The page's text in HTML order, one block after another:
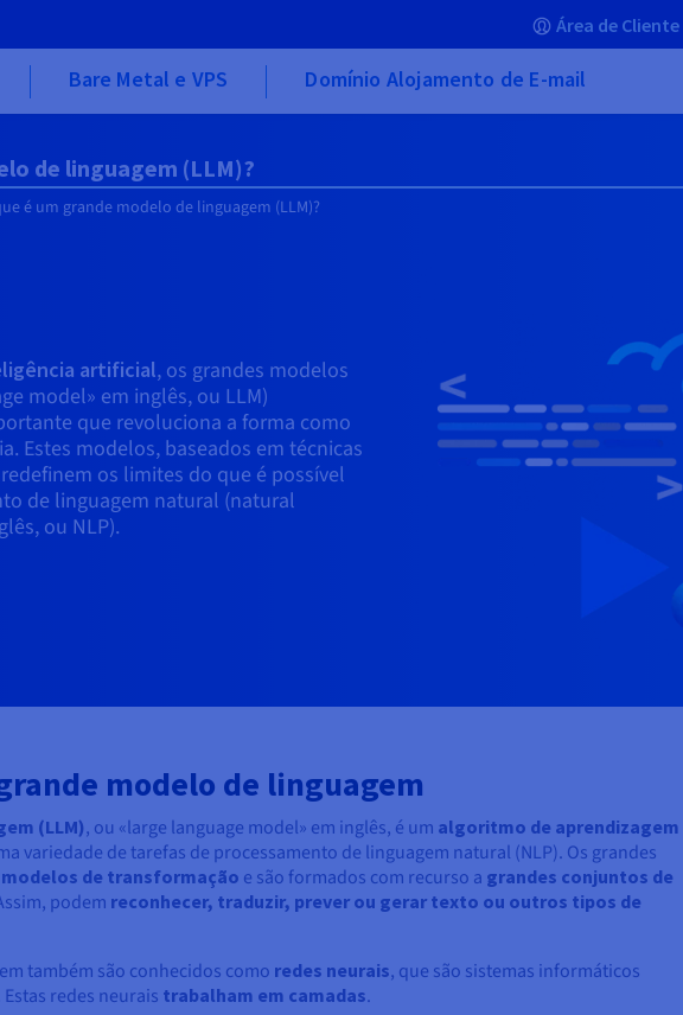
Área de Cliente
Bare Metal e VPS Domínio Alojamento de E-mail
de linguagem (LLM)?
é um grande modelo de linguagem (LLM)?
artificial, os grandes modelos
model» em inglês, ou LLM)
que revoluciona a forma como
Estes modelos, baseados em técnicas
os limites do que é possível
de linguagem natural (natural
ou NLP).
modelo de linguagem
(LLM), ou «large language model» em inglês, é um algoritmo de aprendizagem
variedade de tarefas de processamento de linguagem natural (NLP). Os grandes
modelos de transformação e são formados com recurso a grandes conjuntos de
podem reconhecer, traduzir, prever ou gerar texto ou outros tipos de
também são conhecidos como redes neurais, que são sistemas informáticos
redes neurais trabalham em camadas.